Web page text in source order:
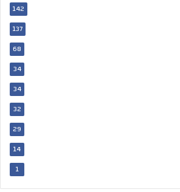
142
137
68
34
34
32
29
14
1